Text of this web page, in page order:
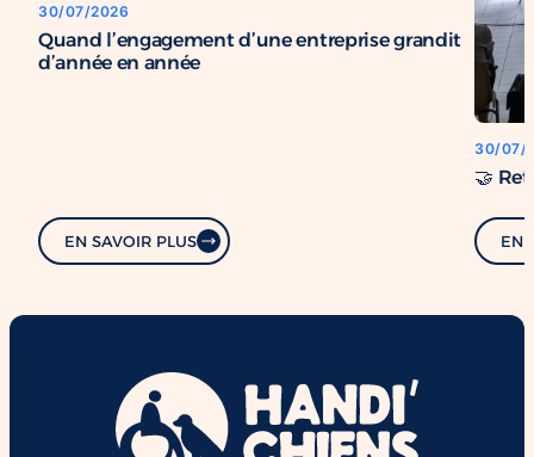
30/07/2026
Quand l’engagement d’une entreprise grandit
d’année en année
EN SAVOIR PLUS
30/07/
🤝
EN